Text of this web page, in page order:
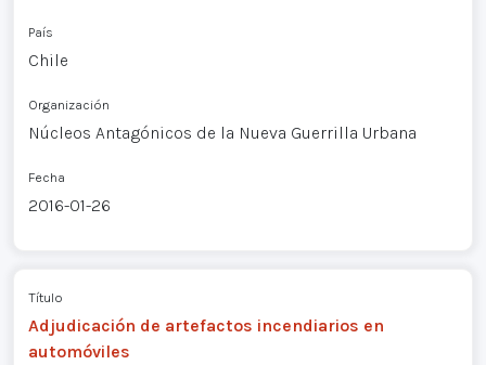
País
Chile
Organización
Núcleos Antagónicos de la Nueva Guerrilla Urbana
Fecha
2016-01-26
Título
Adjudicación de artefactos incendiarios en
automóviles